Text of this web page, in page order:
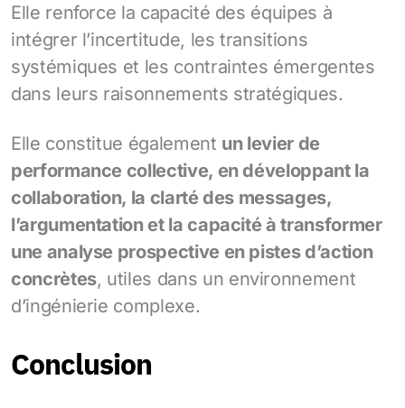
Elle renforce la capacité des équipes à
intégrer l’incertitude, les transitions
systémiques et les contraintes émergentes
dans leurs raisonnements stratégiques.
Elle constitue également un levier de
performance collective, en développant la
collaboration, la clarté des messages,
l’argumentation et la capacité à transformer
une analyse prospective en pistes d’action
concrètes, utiles dans un environnement
d’ingénierie complexe.
Conclusion